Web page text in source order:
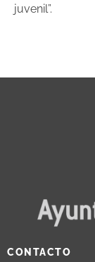
juvenil”.
CONTACTO